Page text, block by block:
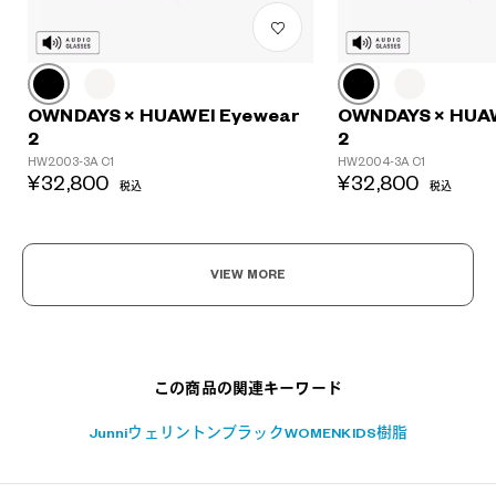
OWNDAYS × HUAWEI Eyewear
2
HW2003-3A C1
¥32,800 税込
OWNDAYS ×
2
HW2004-3A C1
¥32,800 税込
VIEW MORE
この商品の関連キーワード
Junniウェリントン ブラックWOMEN KIDS樹脂